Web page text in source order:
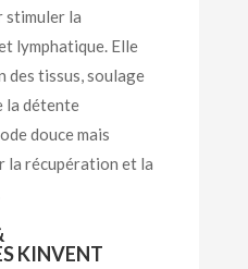
stimuler la
lymphatique. Elle
des tissus, soulage
la détente
douce mais
la récupération et la
KINVENT